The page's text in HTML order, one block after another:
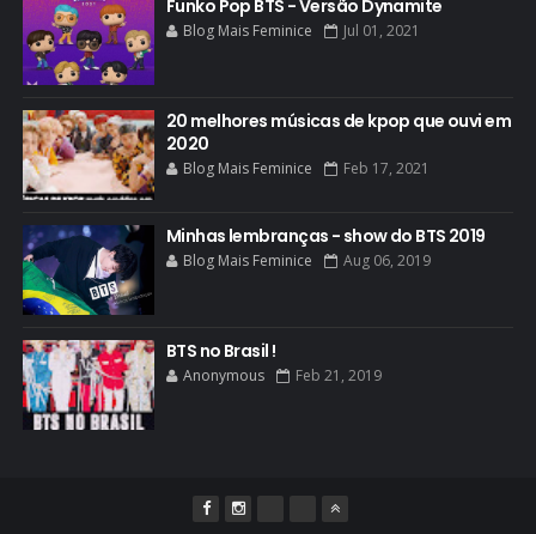
Funko Pop BTS - Versão Dynamite
Blog Mais Feminice Jul 01, 2021
20 melhores músicas de kpop que ouvi em
2020
Blog Mais Feminice Feb 17, 2021
Minhas lembranças - show do BTS 2019
Blog Mais Feminice Aug 06, 2019
BTS no Brasil !
Anonymous Feb 21, 2019